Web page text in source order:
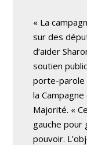
« La
sur des
d’aider
soutien
porte-parole
la Campagne
Majorité. «
gauche pour
pouvoir.